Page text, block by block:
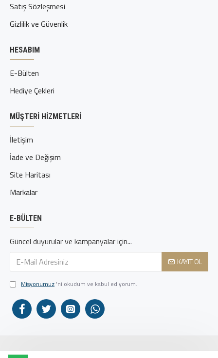
Satış Sözleşmesi
Gizlilik ve Güvenlik
HESABIM
E-Bülten
Hediye Çekleri
MÜŞTERI HIZMETLERI
İletişim
İade ve Değişim
Site Haritası
Markalar
E-BÜLTEN
Güncel duyurular ve kampanyalar için...
KAYIT OL
Misyonumuz 'ni okudum ve kabul ediyorum.